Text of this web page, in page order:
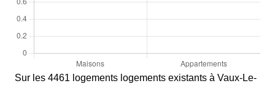
Sur les 4461 logements logements existants à Vaux-Le-